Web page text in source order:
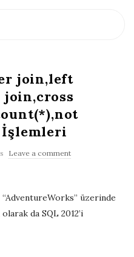
join,left
Leave a comment
üzerinde
olarak da SQL 2012’i